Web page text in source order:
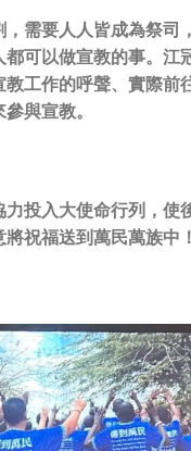
，需要人人皆成為祭司
可以做宣教的事。 江
工作的呼聲、實際前
與宣教。
投入大使命行列，使
祝福送到萬民萬族中